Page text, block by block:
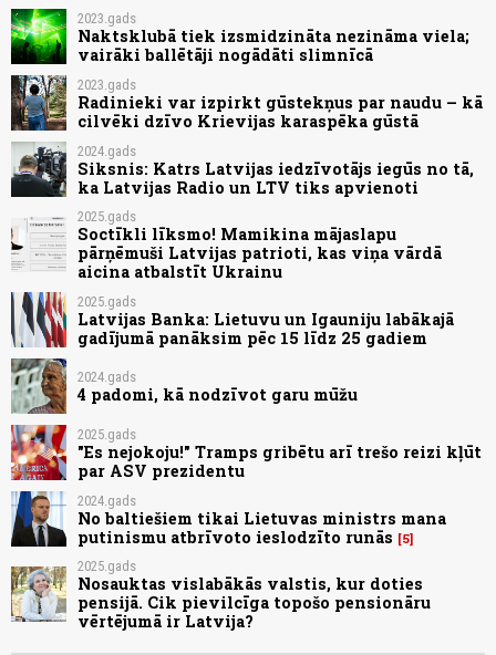
2023.gads
Naktsklubā tiek izsmidzināta nezināma viela;
vairāki ballētāji nogādāti slimnīcā
2023.gads
Radinieki var izpirkt gūstekņus par naudu – kā
cilvēki dzīvo Krievijas karaspēka gūstā
2024.gads
Siksnis: Katrs Latvijas iedzīvotājs iegūs no tā,
ka Latvijas Radio un LTV tiks apvienoti
2025.gads
Soctīkli līksmo! Mamikina mājaslapu
pārņēmuši Latvijas patrioti, kas viņa vārdā
aicina atbalstīt Ukrainu
2025.gads
Latvijas Banka: Lietuvu un Igauniju labākajā
gadījumā panāksim pēc 15 līdz 25 gadiem
2024.gads
4 padomi, kā nodzīvot garu mūžu
2025.gads
"Es nejokoju!" Tramps gribētu arī trešo reizi kļūt
par ASV prezidentu
2024.gads
No baltiešiem tikai Lietuvas ministrs mana
putinismu atbrīvoto ieslodzīto runās
5
2025.gads
Nosauktas vislabākās valstis, kur doties
pensijā. Cik pievilcīga topošo pensionāru
vērtējumā ir Latvija?